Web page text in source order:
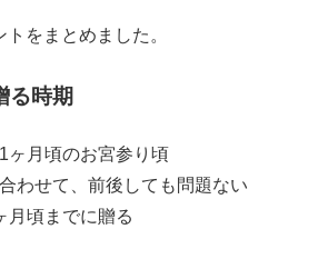
をまとめました。
る時期
ヶ月頃のお宮参り頃
わせて、前後しても問題ない
月頃までに贈る